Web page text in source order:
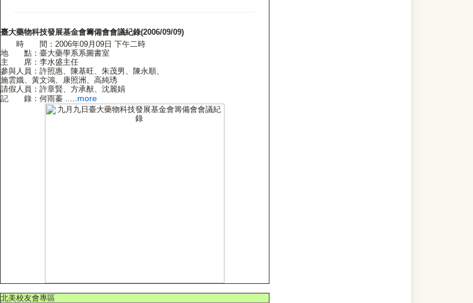
臺大藥物科技發展基金會籌備會會議紀錄(2006/09/09)
時 間：2006年09月09日 下午二時
地 點：臺大藥學系系圖書室
主 席：李水盛主任
參與人員：許照惠、陳基旺、朱茂男、陳永順、
施雲娥、黃文鴻、康照洲、高純琇
請假人員：許章賢、方承猷、沈麗娟
記 錄：何雨蓁 .....more
北美校友會專區